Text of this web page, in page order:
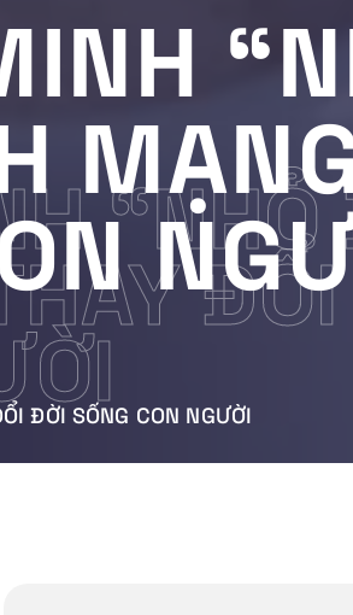
“NHỎ
ĐỜI SỐNG CON NGƯỜI